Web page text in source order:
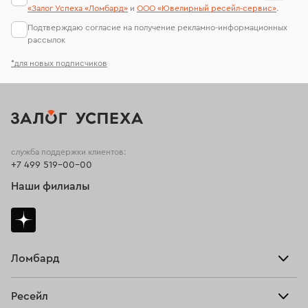
*для новых подписчиков
«Залог Успеха «Ломбард» и ООО «Ювелирный ресейл-сервиc».
Подтверждаю согласие на получение рекламно-информационных
рассылок
Ломбард
Ресейл
служба поддержки клиентов:
+7 499 519-00-00
Наши филиалы